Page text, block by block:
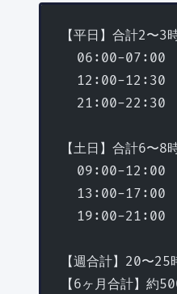
【平日】合計2〜3
06:00-07:00
12:00-12:30
21:00-22:30
【土日】合計6〜8
09:00-12:00
13:00-17:00
19:00-21:00
【週合計】20〜25
【6ヶ月合計】約